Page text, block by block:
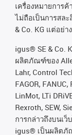
เครื่องหมายการค้า
ไม่ถือเป็นการสล
& Co. KG แต่อย่า
igus® SE & Co.
ผลิตภัณฑ์ของ
Lahr, Control
FAGOR,
LinMot, LTi
Rexroth, SEW,
การกล่าวถึงบนเ
igus® เป็นผลิตภั